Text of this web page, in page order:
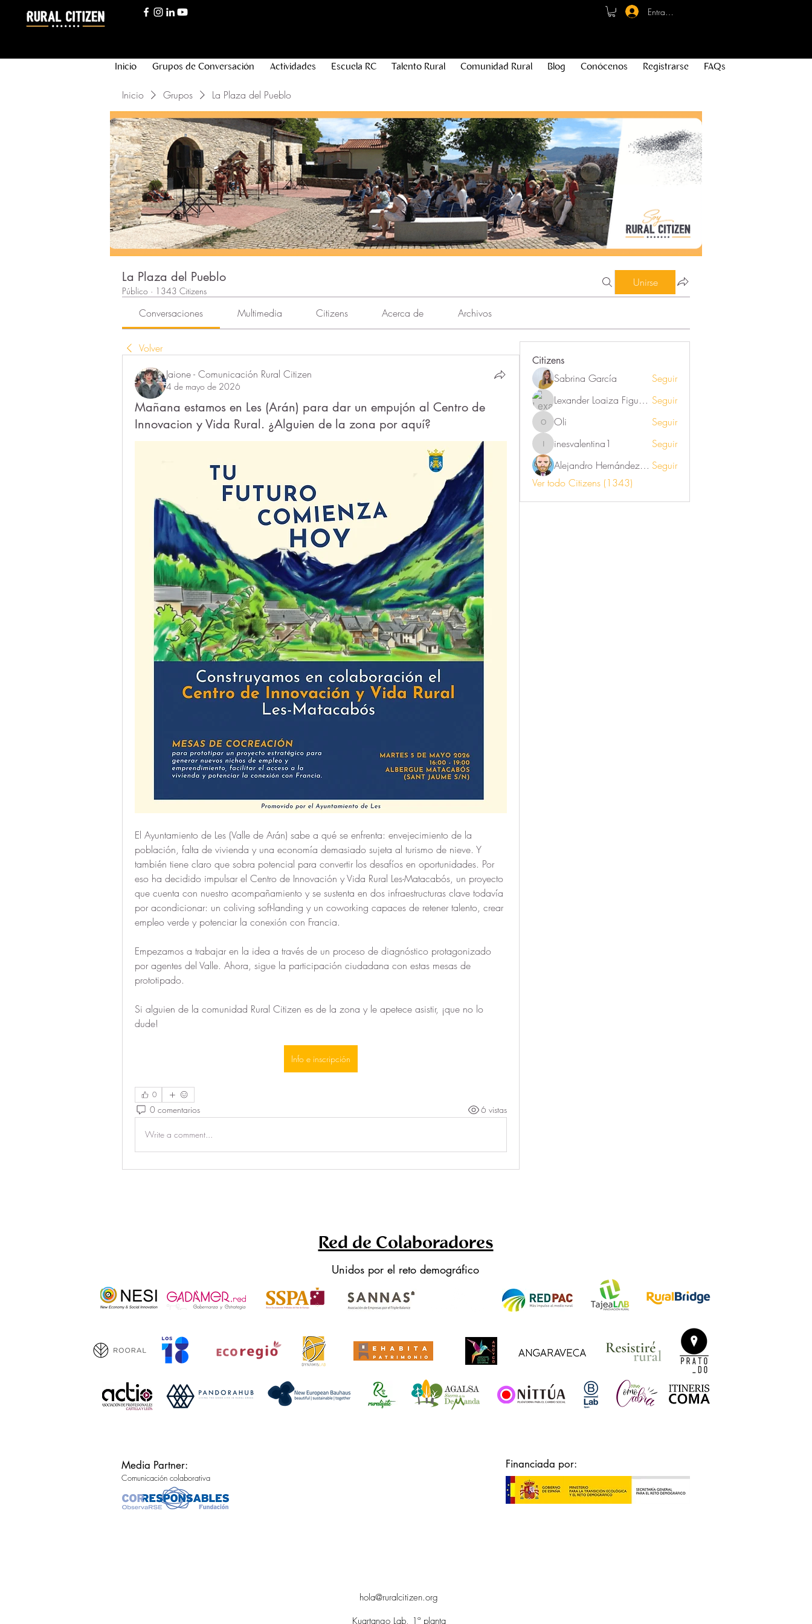
Entrar - Registro
Inicio Grupos de Conversación Actividades Escuela RC Talento Rural Comunidad Rural Blog Conócenos Registrarse FAQs
Inicio Grupos La Plaza del Pueblo
La Plaza del Pueblo
Público · 1343 Citizens
Unirse
Conversaciones Multimedia Citizens Acerca de Archivos
Volver
Jaione - Comunicación Rural Citizen
4 de mayo de 2026
Mañana estamos en Les (Arán) para dar un empujón al Centro de
Innovacion y Vida Rural. ¿Alguien de la zona por aquí?
El Ayuntamiento de Les (Valle de Arán) sabe a qué se enfrenta: envejecimiento de la
población, falta de vivienda y una economía demasiado sujeta al turismo de nieve. Y
también tiene claro que sobra potencial para convertir los desafíos en oportunidades. Por
eso ha decidido impulsar el Centro de Innovación y Vida Rural Les-Matacabós, un proyecto
que cuenta con nuestro acompañamiento y se sustenta en dos infraestructuras clave todavía
por acondicionar: un coliving soft-landing y un coworking capaces de retener talento, crear
empleo verde y potenciar la conexión con Francia.
Empezamos a trabajar en la idea a través de un proceso de diagnóstico protagonizado
por agentes del Valle. Ahora, sigue la participación ciudadana con estas mesas de
prototipado.
Si alguien de la comunidad Rural Citizen es de la zona y le apetece asistir, ¡que no lo
dude!
Info e inscripción
0
0 comentarios 6 vistas
Write a comment...
Citizens
Sabrina García
Seguir
Lexander Loaiza Figueroa Seguir
Oli Oli Seguir
inesvalentina1
inesvalentina1
Seguir
Alejandro Hernández Renner Seguir
Ver todo Citizens (1343)
Red de Colaboradores
Unidos por el reto demográfico
Media Partner:
Comunicación colaborativa
Financiada por:
hola@ruralcitizen.org
Kuartango Lab, 1ª planta